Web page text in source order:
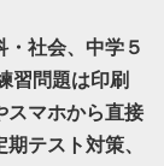
社会、中学５
習問題は印刷
スマホから直接
テスト対策、